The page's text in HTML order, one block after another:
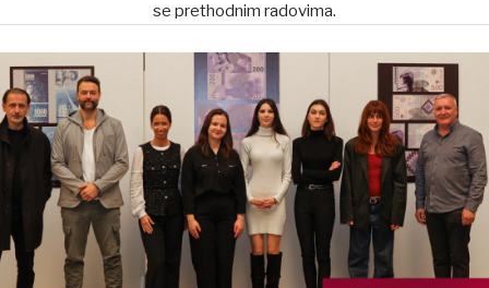
se prethodnim radovima.